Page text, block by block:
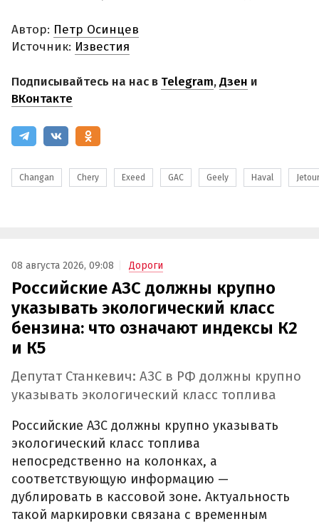
Автор: Петр Осинцев
Источник: Известия
Подписывайтесь на нас в Telegram,Дзен и
ВКонтакте
Changan Chery Exeed GAC Geely Haval Jetour
08 августа 2026, 09:08 Дороги
Российские АЗС должны крупно
указывать экологический класс
бензина: что означают индексы К2
и К5
Депутат Станкевич: АЗС в РФ должны крупно
указывать экологический класс топлива
Российские АЗС должны крупно указывать
экологический класс топлива
непосредственно на колонках, а
соответствующую информацию —
дублировать в кассовой зоне. Актуальность
такой маркировки связана с временным